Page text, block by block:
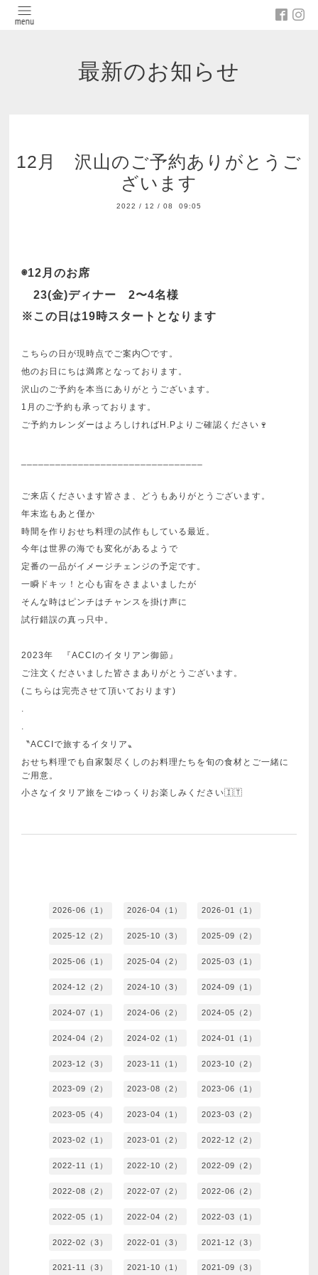
最新のお知らせ
12月 沢山のご予約ありがとうご
ざいます
2022 / 12 / 08 09:05
◉12月のお席
23(金)ディナー 2〜4名様
※この日は19時スタートとなります
こちらの日が現時点でご案内◯です。
他のお日にちは満席となっております。
沢山のご予約を本当にありがとうございます。
1月のご予約も承っております。
ご予約カレンダーはよろしければH.Pよりご確認ください🍷
ご来店くださいます皆さま、どうもありがとうございます。
年末迄もあと僅か
時間を作りおせち料理の試作もしている最近。
今年は世界の海でも変化があるようで
定番の一品がイメージチェンジの予定です。
一瞬ドキッ！と心も宙をさまよいましたが
そんな時はピンチはチャンスを掛け声に
試行錯誤の真っ只中。
2023年 『ACCIのイタリアン御節』
ご注文くださいました皆さまありがとうございます。
(こちらは完売させて頂いております)
〝ACCIで旅するイタリア〟
おせち料理でも自家製尽くしのお料理たちを旬の食材とご一緒に
ご用意。
小さなイタリア旅をごゆっくりお楽しみください🇮🇹
2026-06（1） 2026-04（1） 2026-01（1）
2025-12（2） 2025-10（3） 2025-09（2）
2025-06（1） 2025-04（2） 2025-03（1）
2024-12（2） 2024-10（3） 2024-09（1）
2024-07（1） 2024-06（2） 2024-05（2）
2024-04（2） 2024-02（1） 2024-01（1）
2023-12（3） 2023-11（1） 2023-10（2）
2023-09（2） 2023-08（2） 2023-06（1）
2023-05（4） 2023-04（1） 2023-03（2）
2023-02（1） 2023-01（2） 2022-12（2）
2022-11（1） 2022-10（2） 2022-09（2）
2022-08（2） 2022-07（2） 2022-06（2）
2022-05（1） 2022-04（2） 2022-03（1）
2022-02（3） 2022-01（3） 2021-12（3）
2021-11（3） 2021-10（1） 2021-09（3）